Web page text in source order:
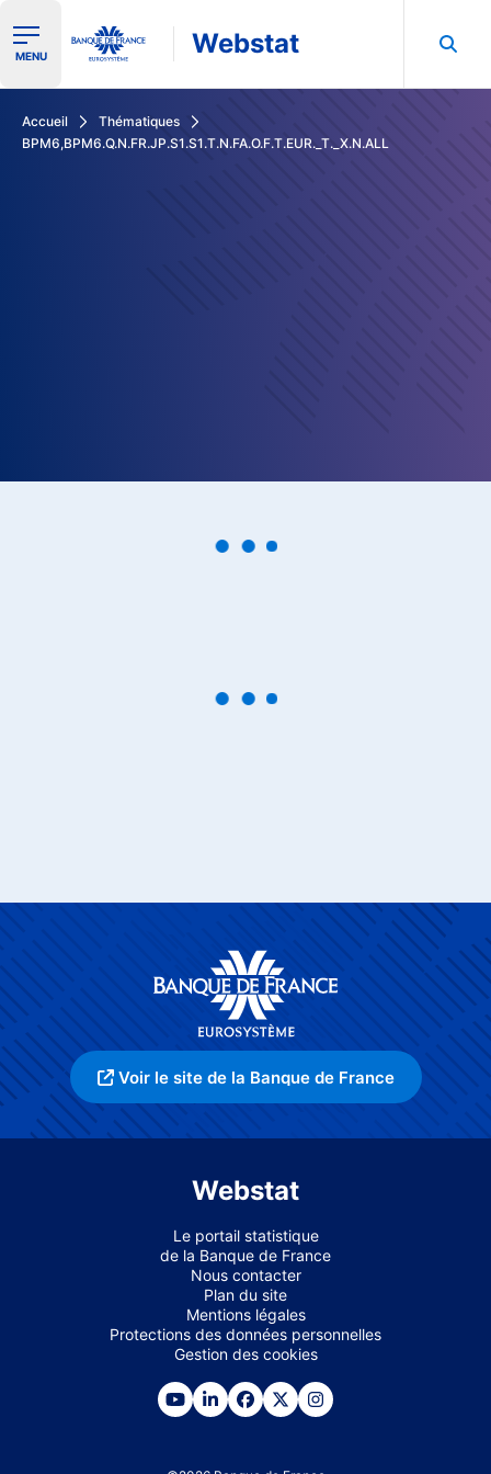
Ouvrir le menu de navigation
MENU Webstat
Accueil
Thématiques
BPM6,BPM6.Q.N.FR.JP.S1.S1.T.N.FA.O.F.T.EUR._T._X.N.ALL
Voir le site de la Banque de France
Webstat
Le portail statistique
de la Banque de France
Nous contacter
Plan du site
Mentions légales
Protections des données personnelles
Gestion des cookies